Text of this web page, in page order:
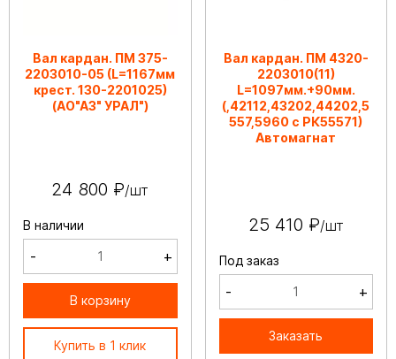
Вал кардан. ПМ 375-
2203010-05 (L=1167мм
крест. 130-2201025)
(АО"АЗ" УРАЛ")
24 800 ₽/шт
В наличии
- +
В корзину
Купить в 1 клик
Вал кардан. ПМ 4320-
2203010(11)
L=1097мм.+90мм.
(,42112,43202,44202,5
557,5960 с РК55571)
Автомагнат
25 410 ₽/шт
Под заказ
- +
Заказать